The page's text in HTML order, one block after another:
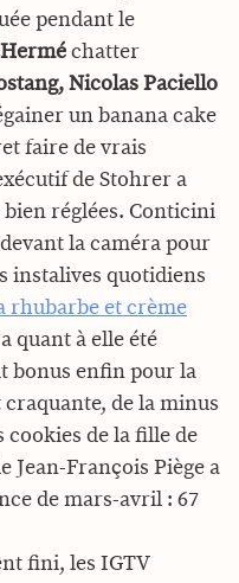
pendant le
chatter
Nicolas Paciello
un banana cake
faire de vrais
de Stohrer a
bien réglées. Conticini
la caméra pour
instalives quotidiens
rhubarbe et crème
quant à elle été
bonus enfin pour la
de la minus
cookies de la fille de
Jean-François Piège a
de mars-avril : 67
fini, les IGTV